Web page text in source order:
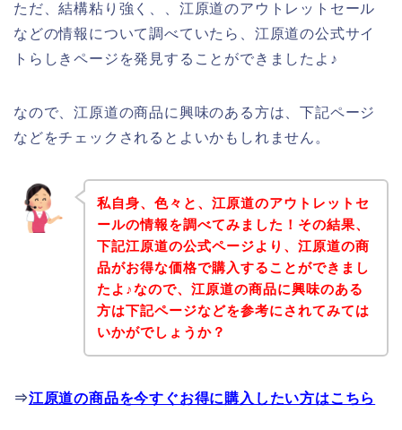
ただ、結構粘り強く、、江原道のアウトレットセール
などの情報について調べていたら、江原道の公式サイ
トらしきページを発見することができましたよ♪
なので、江原道の商品に興味のある方は、下記ページ
などをチェックされるとよいかもしれません。
私自身、色々と、江原道のアウトレットセ
ールの情報を調べてみました！その結果、
下記江原道の公式ページより、江原道の商
品がお得な価格で購入することができまし
たよ♪なので、江原道の商品に興味のある
方は下記ページなどを参考にされてみては
いかがでしょうか？
⇒江原道の商品を今すぐお得に購入したい方はこちら